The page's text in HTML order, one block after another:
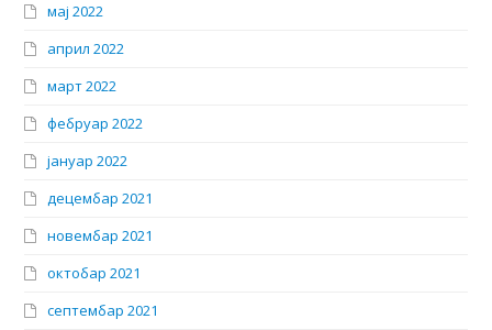
мај 2022
април 2022
март 2022
фебруар 2022
јануар 2022
децембар 2021
новембар 2021
октобар 2021
септембар 2021